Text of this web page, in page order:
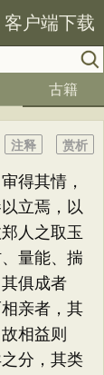
客户端下载
古籍
赏析
注释
得其情，
立焉，以
人之取玉
量能、揣
俱成者
亲者，其
相益则
分，其类